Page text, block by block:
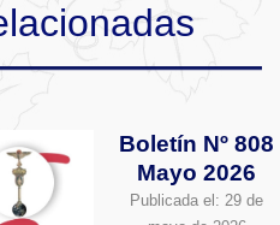
Boletín Nº 808
Mayo 2026
Publicada el: 29 de